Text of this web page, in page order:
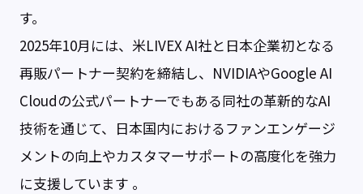
す。
2025年10月には、米LIVEX AI社と日本企業初となる
再販パートナー契約を締結し、NVIDIAやGoogle AI
Cloudの公式パートナーでもある同社の革新的なAI
技術を通じて、日本国内におけるファンエンゲージ
メントの向上やカスタマーサポートの高度化を強力
に支援しています 。